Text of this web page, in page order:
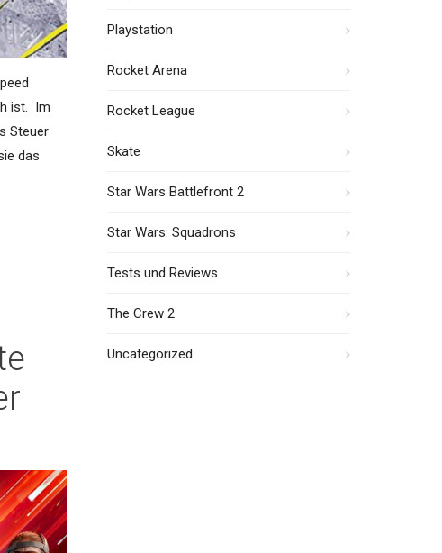
ist. Im
Steuer
das
Playstation
Rocket Arena
Rocket League
Skate
Star Wars Battlefront 2
Star Wars: Squadrons
Tests und Reviews
The Crew 2
Uncategorized